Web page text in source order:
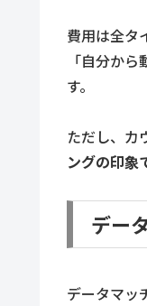
費用は全タ
「自分か
す。
ただし、カ
ングの印象
デー
データマッ